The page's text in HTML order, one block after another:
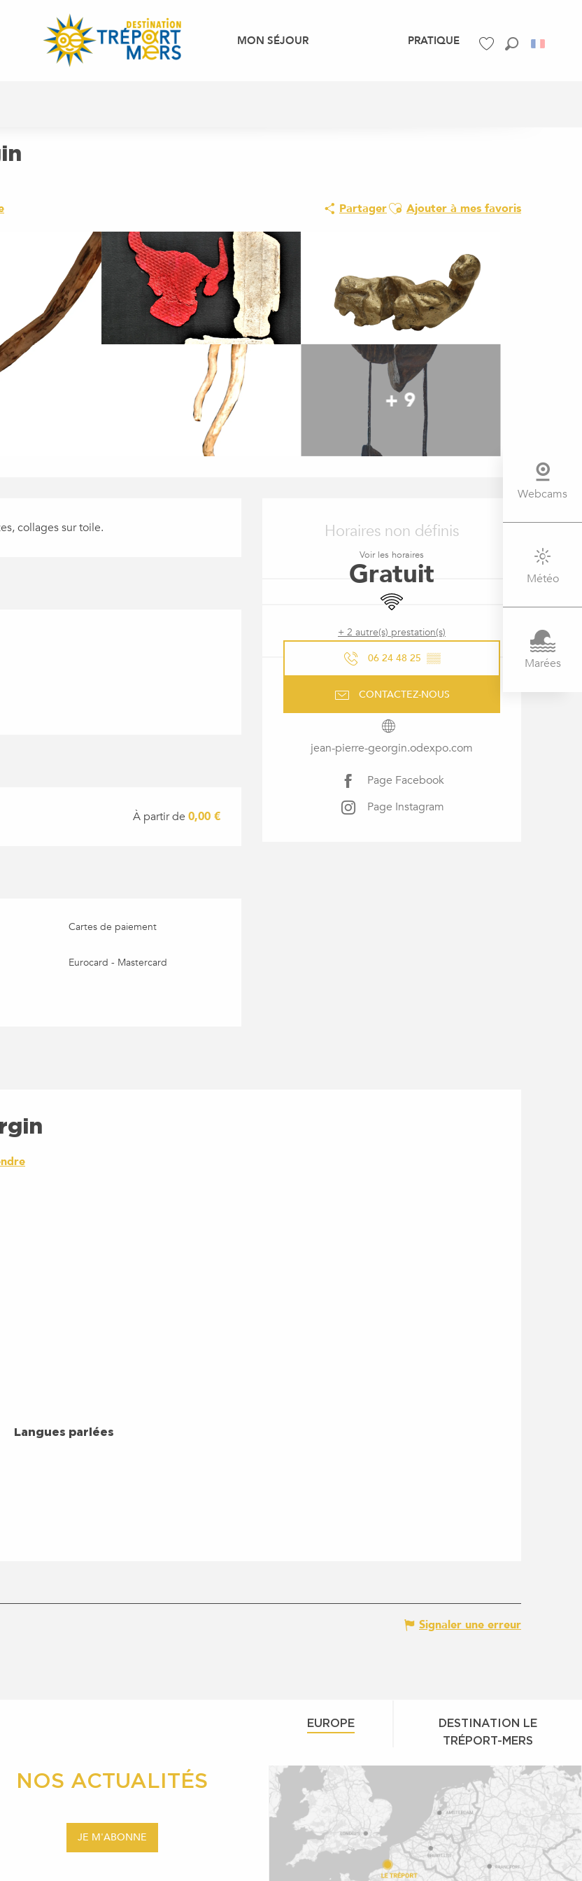
MON SÉJOUR PRATIQUE
Webcams
Météo
Marées
PartagerAjouter aux favoris
Ajouter à mes favoris
+ 9
Horaires non définis
Voir les horaires
Gratuit
WiFi
+ 2 autre(s) prestation(s)
06 24 48 25 ▒▒
CONTACTEZ-NOUS
jean-pierre-georgin.odexpo.com
Page Facebook
Page Instagram
collages sur toile.
À partir de0,00 €
Cartes de paiement
Eurocard - Mastercard
LANGUES PARLÉES
Langues parlées
Signaler une erreur
NOS ACTUALITÉS
JE M'ABONNE
EUROPE
DESTINATION LE
TRÉPORT-MERS